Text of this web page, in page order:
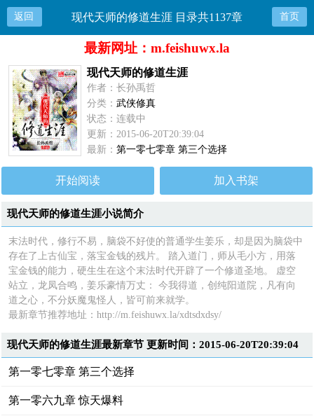
返回 现代天师的修道生涯 目录共1137章 首页
最新网址：m.feishuwx.la
现代天师的修道生涯
作者：长孙禹哲
分类：武侠修真
状态：连载中
更新：2015-06-20T20:39:04
最新：第一零七零章 第三个选择
开始阅读 加入书架
现代天师的修道生涯小说简介
末法时代，修行不易，脑袋不好使的普通学生姜乐，却是因为脑袋中
存在了上古仙宝，落宝金钱的残片。 踏入道门，师从毛小方，用落
宝金钱的能力，硬生生在这个末法时代开辟了一个修道圣地。 虚空
站立，龙凤合鸣，姜乐豪情万丈： 今我得道，创纯阳道院，凡有向
道之心，不分妖魔鬼怪人，皆可前来就学。
最新章节推荐地址：http://m.feishuwx.la/xdtsdxdsy/
现代天师的修道生涯最新章节 更新时间：2015-06-20T20:39:04
第一零七零章 第三个选择
第一零六九章 惊天爆料